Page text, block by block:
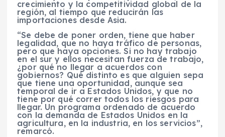
crecimiento y la competitividad global de la
región, al tiempo que reducirán las
importaciones desde Asia.
“Se debe de poner orden, tiene que haber
legalidad, que no haya tráfico de personas,
pero que haya opciones. Si no hay trabajo
en el sur y ellos necesitan fuerza de trabajo,
¿por qué no llegar a acuerdos con
gobiernos? Qué distinto es que alguien sepa
que tiene una oportunidad, aunque sea
temporal de ir a Estados Unidos, y que no
tiene por qué correr todos los riesgos para
llegar. Un programa ordenado de acuerdo
con la demanda de Estados Unidos en la
agricultura, en la industria, en los servicios”,
remarcó.